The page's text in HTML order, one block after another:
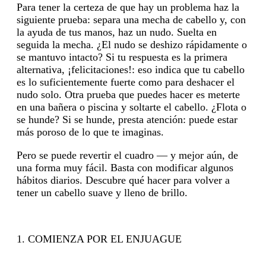
Para tener la certeza de que hay un problema haz la
siguiente prueba: separa una mecha de cabello y, con
la ayuda de tus manos, haz un nudo. Suelta en
seguida la mecha. ¿El nudo se deshizo rápidamente o
se mantuvo intacto? Si tu respuesta es la primera
alternativa, ¡felicitaciones!: eso indica que tu cabello
es lo suficientemente fuerte como para deshacer el
nudo solo. Otra prueba que puedes hacer es meterte
en una bañera o piscina y soltarte el cabello. ¿Flota o
se hunde? Si se hunde, presta atención: puede estar
más poroso de lo que te imaginas.
Pero se puede revertir el cuadro — y mejor aún, de
una forma muy fácil. Basta con modificar algunos
hábitos diarios. Descubre qué hacer para volver a
tener un cabello suave y lleno de brillo.
1. COMIENZA POR EL ENJUAGUE